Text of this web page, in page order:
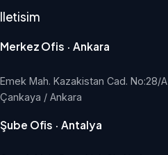
Iletisim
Merkez Ofis · Ankara
Emek Mah. Kazakistan Cad. No:28/A
Çankaya / Ankara
Şube Ofis · Antalya